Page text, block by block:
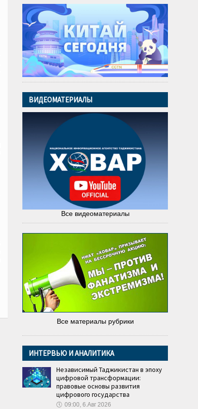
ВИДЕОМАТЕРИАЛЫ
Все видеоматериалы
Все материалы рубрики
ИНТЕРВЬЮ И АНАЛИТИКА
Независимый Таджикистан в эпоху
цифровой трансформации:
правовые основы развития
цифрового государства
🕔 09:00, 6.Авг 2026